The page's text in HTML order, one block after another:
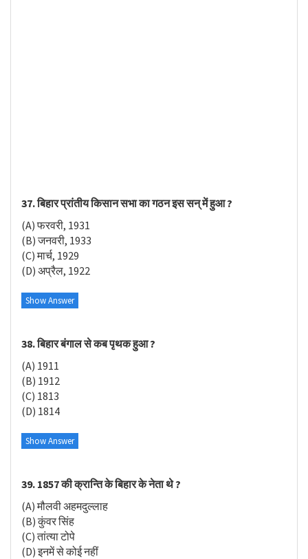
37. बिहार प्रांतीय किसान सभा का गठन इस सन् में हुआ ?
(A) फरवरी, 1931
(B) जनवरी, 1933
(C) मार्च, 1929
(D) अप्रैल, 1922
Show Answer
38. बिहार बंगाल से कब पृथक हुआ ?
(A) 1911
(B) 1912
(C) 1813
(D) 1814
Show Answer
39. 1857 की क्रान्ति के बिहार के नेता थे ?
(A) मौलवी अहमदुल्लाह
(B) कुंवर सिंह
(C) तांत्या टोपे
(D) इनमें से कोई नहीं